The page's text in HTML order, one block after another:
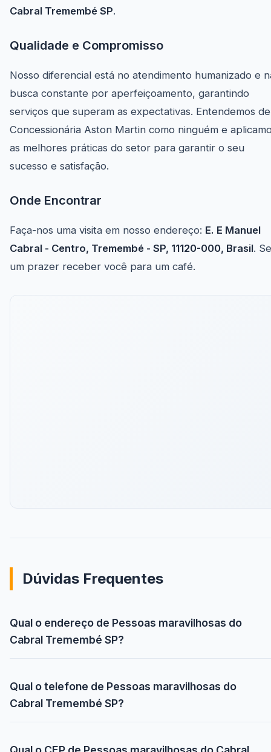
Cabral Tremembé SP.
Qualidade e Compromisso
Nosso diferencial está no atendimento humanizado e
busca constante por aperfeiçoamento, garantindo
serviços que superam as expectativas. Entendemos de
Concessionária Aston Martin como ninguém e
as melhores práticas do setor para garantir o seu
sucesso e satisfação.
Onde Encontrar
Faça-nos uma visita em nosso endereço: E. E Manuel
Cabral - Centro, Tremembé - SP, 11120-000, Brasil.
um prazer receber você para um café.
Dúvidas Frequentes
Qual o endereço de Pessoas maravilhosas do
Cabral Tremembé SP?
Qual o telefone de Pessoas maravilhosas do
Cabral Tremembé SP?